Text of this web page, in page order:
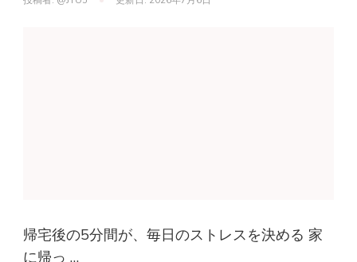
帰宅後の5分間が、毎日のストレスを決める 家
に帰っ …